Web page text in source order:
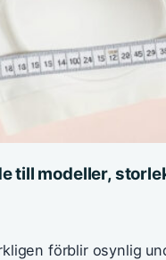
till modeller,
förblir osynlig